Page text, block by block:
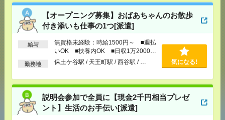
【オープニング募集】おばあちゃんのお散歩
付き添いも仕事の1つ[派遣]
給与
無資格未経験：時給1500円～ ■週払
いOK ■扶養内OK ■日収1万2000円
以上
勤務地 保土ケ谷駅 / 天王町駅 / 西谷駅 / … 気になる!
説明会参加で全員に【現金2千円相当プレゼ
ント】生活のお手伝い[派遣]
気になる！ 電話応募
メールで送る LINEで送る
シェア ツイート ブックマーク